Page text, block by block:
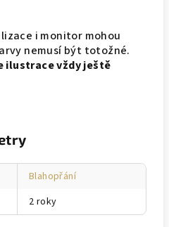
i monitor mohou
nemusí být totožné.
ilustrace vždy ještě
Blahopřání
2 roky